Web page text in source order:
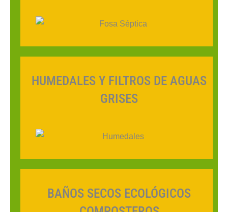
HUMEDALES Y FILTROS DE AGUAS
GRISES
BAÑOS SECOS ECOLÓGICOS